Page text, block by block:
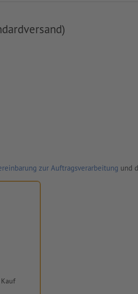
zur Auftragsverarbeitung und